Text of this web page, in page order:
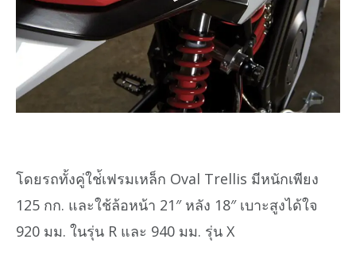
โดยรถทั้งคู่ใช่้เฟรมเหล็ก Oval Trellis มีหนักเพียง
125 กก. และใช้ล้อหน้า 21″ หลัง 18″ เบาะสูงได้ใจ
920 มม. ในรุ่น R และ 940 มม. รุ่น X